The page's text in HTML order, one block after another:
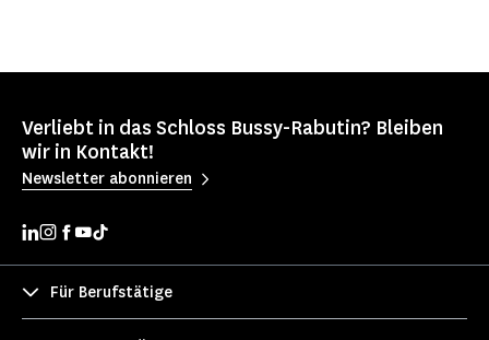
Verliebt in das Schloss Bussy-Rabutin? Bleiben
wir in Kontakt!
Newsletter abonnieren
Für Berufstätige